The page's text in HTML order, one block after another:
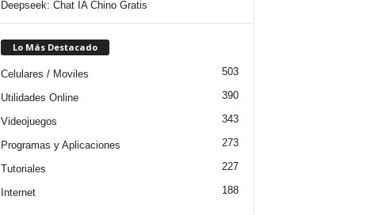
Deepseek: Chat IA Chino Gratis
Lo Más Destacado
Celulares / Moviles 503
Utilidades Online 390
Videojuegos 343
Programas y Aplicaciones 273
Tutoriales 227
Internet 188